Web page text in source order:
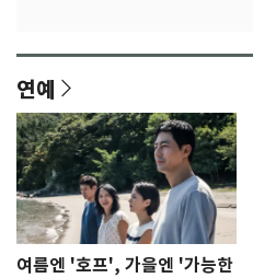
연예
여름엔 '호프', 가을엔 '가능한